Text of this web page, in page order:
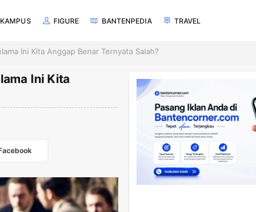
KAMPUS FIGURE BANTENPEDIA TRAVEL
Ini Kita Anggap Benar Ternyata Salah?
Ini Kita